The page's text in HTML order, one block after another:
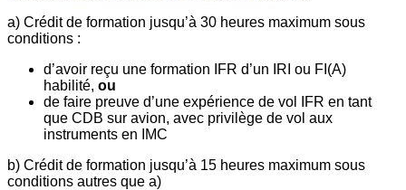
a) Crédit de formation jusqu’à 30 heures maximum sous
conditions :
d’avoir reçu une formation IFR d’un IRI ou FI(A)
habilité, ou
de faire preuve d’une expérience de vol IFR en tant
que CDB sur avion, avec privilège de vol aux
instruments en IMC
b) Crédit de formation jusqu’à 15 heures maximum sous
conditions autres que a)